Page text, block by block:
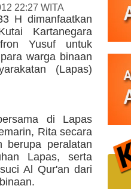
22:27 WITA
H dimanfaatkan
Kartanegara
Yusuf untuk
warga binaan
(Lapas)
di Lapas
Rita secara
berupa peralatan
Lapas, serta
Al Qur'an dari